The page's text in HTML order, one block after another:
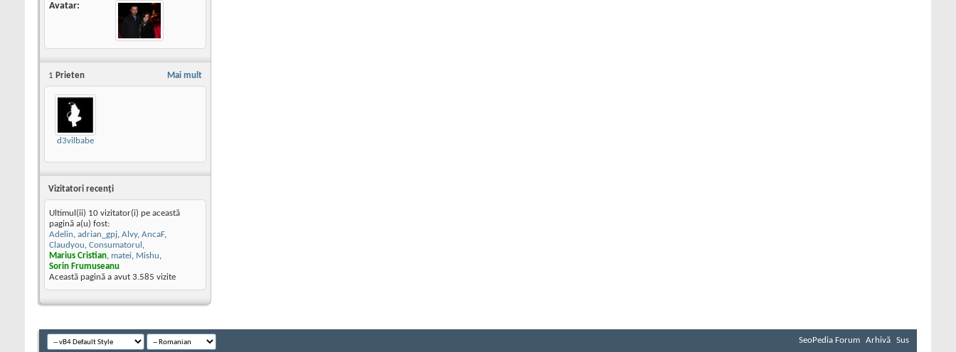
Avatar
Mai mult
1 Prieten
d3vilbabe
Vizitatori recenţi
Ultimul(ii) 10 vizitator(i) pe această
pagină a(u) fost:
Adelin, adrian_gpj, Alvy, AncaF,
Claudyou, Consumatorul ,
Marius Cristian, matei, Mishu,
Sorin Frumuseanu
Această pagină a avut 3.585 vizite
SeoPedia Forum Arhivă Sus